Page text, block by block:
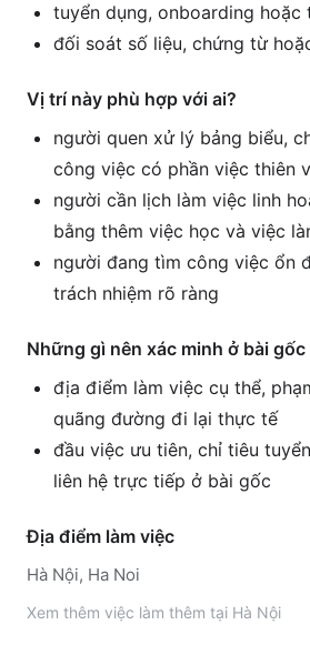
tuyển dụng, onboarding hoặc
đối soát số liệu, chứng từ
Vị trí này phù hợp với ai?
người quen xử lý bảng biểu,
công việc có phần việc thiên
người cần lịch làm việc linh
bằng thêm việc học và việc
người đang tìm công việc ổn
trách nhiệm rõ ràng
Những gì nên xác minh ở bài gốc
địa điểm làm việc cụ thể,
quãng đường đi lại thực tế
đầu việc ưu tiên, chỉ tiêu
liên hệ trực tiếp ở bài gốc
Địa điểm làm việc
Hà Nội, Ha Noi
Xem thêm việc làm thêm tại Hà Nội